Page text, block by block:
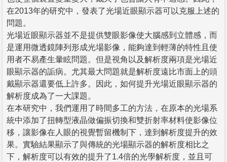
在2013年的研究中，發表了光場近眼顯示器可以克服上述的
問題。
光場近眼顯示器並不是提供雙眼影像使大腦感到立體感，而
是運用微透鏡陣列形成光場影像，能夠達到輕薄的特性且使
用者不易產生暈眩問題。但是視角以及解析度兩項是光場近
眼顯示器的詬病。尤其最大問題就是解析度遠比市面上的頭
戴顯示器還要低上許多。因此，如何提升光場近眼顯示器的
解析度成為了一大課題。
在本研究中，我們運用了時間多工的方法，在原本的光場系
統中添加了扭轉型液晶做偏振切換和雙折射率材料使影像位
移，讓影像在人眼的視覺暫留機制下，達到解析度提升的效
果。實驗結果顯示了與傳統的光場顯示器的解析度相比之
下，解析度可以有效的提升了1.4倍的光學解析度，並且可